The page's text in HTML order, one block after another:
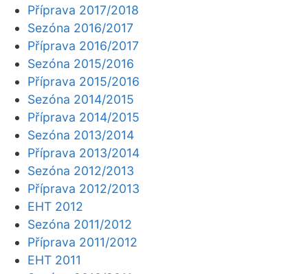
Příprava 2017/2018
Sezóna 2016/2017
Příprava 2016/2017
Sezóna 2015/2016
Příprava 2015/2016
Sezóna 2014/2015
Příprava 2014/2015
Sezóna 2013/2014
Příprava 2013/2014
Sezóna 2012/2013
Příprava 2012/2013
EHT 2012
Sezóna 2011/2012
Příprava 2011/2012
EHT 2011